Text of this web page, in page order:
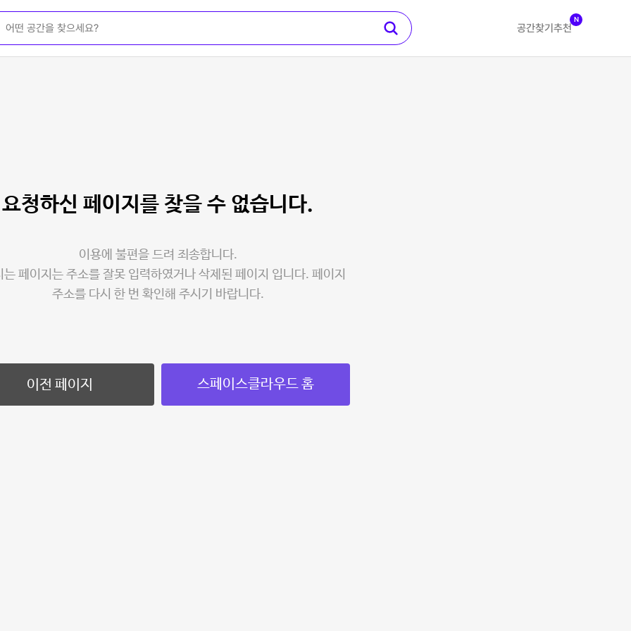
공간찾기 추천
N
요청하신 페이지를 찾을 수 없습니다.
이용에 불편을 드려 죄송합니다.
는 페이지는 주소를 잘못 입력하였거나 삭제된 페이지 입니다. 페이지
주소를 다시 한 번 확인해 주시기 바랍니다.
이전 페이지 스페이스클라우드 홈